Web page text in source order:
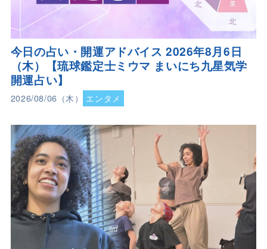
今日の占い・開運アドバイス 2026年8月6日
（木）【琉球鑑定士ミウマ まいにち九星気学
開運占い】
2026/08/06（木） エンタメ